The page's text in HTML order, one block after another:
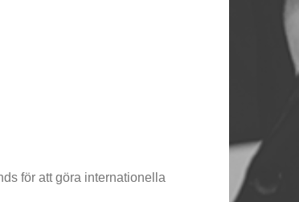
för att göra internationella